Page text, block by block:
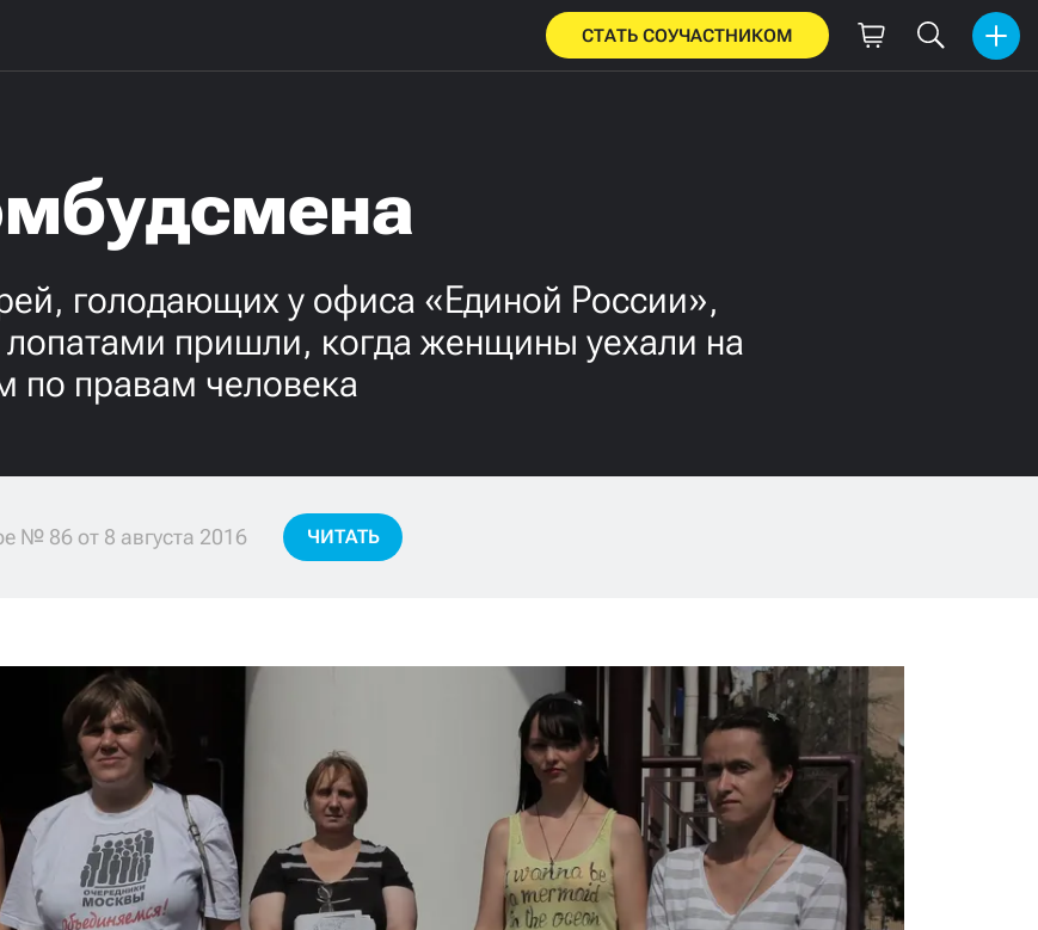
СТАТЬ СОУЧАСТНИКОМ
голодающих у офиса «Единой России»,
пришли, когда женщины уехали на
по правам человека
№ 86 от 8 августа 2016 ЧИТАТЬ